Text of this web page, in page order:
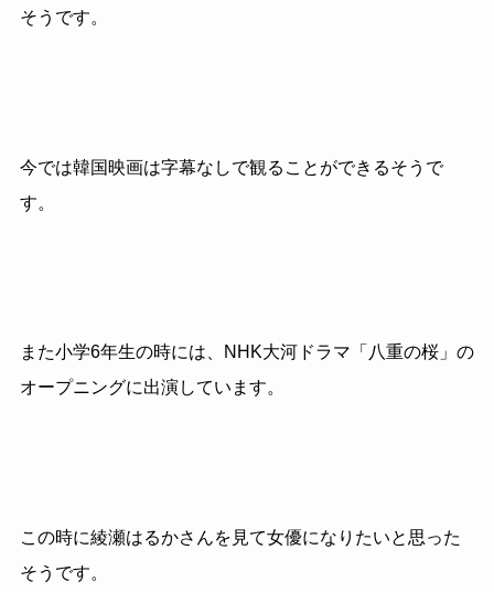
そうです。
今では韓国映画は字幕なしで観ることができるそうで
す。
また小学6年生の時には、NHK大河ドラマ「八重の桜」の
オープニングに出演しています。
この時に綾瀬はるかさんを見て女優になりたいと思った
そうです。